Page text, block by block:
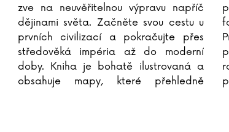
zve na neuvěřitelnou výpravu napříč
dějinami světa. Začněte svou cestu u
prvních civilizací a pokračujte přes
středověká impéria až do moderní
doby. Kniha je bohatě ilustrovaná a
obsahuje mapy, které přehledně